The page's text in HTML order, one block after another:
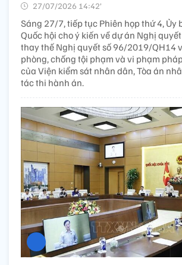
27/07/2026 14:42’
Sáng 27/7, tiếp tục Phiên họp thứ 4, Ủy
Quốc hội cho ý kiến về dự án Nghị
thay thế Nghị quyết số 96/2019/QH14
phòng, chống tội phạm và vi phạm
của Viện kiểm sát nhân dân, Tòa án
tác thi hành án.